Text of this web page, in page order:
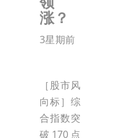
涨？
3星期前
［股市风
向标］综
合指数突
破170点